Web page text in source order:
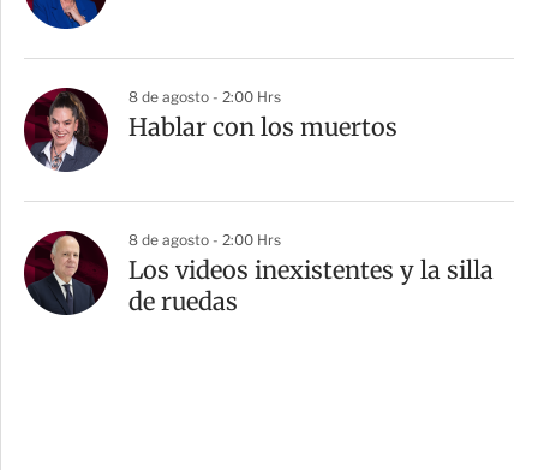
8 de agosto - 2:00 Hrs
Hablar con los muertos
8 de agosto - 2:00 Hrs
Los videos inexistentes y la silla
de ruedas